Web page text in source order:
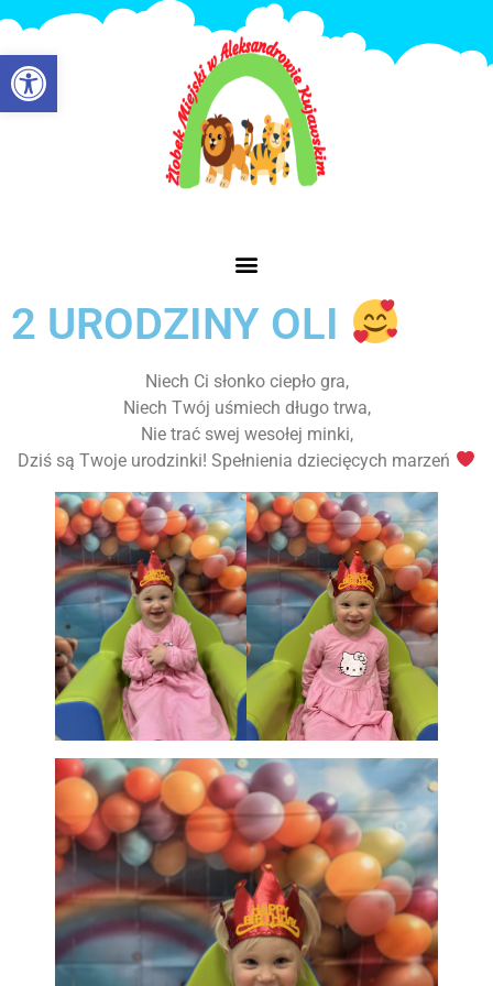
Otwórz pasek narzędzi
2 URODZINY OLI
Niech Ci słonko ciepło gra,
Niech Twój uśmiech długo trwa,
Nie trać swej wesołej minki,
Dziś są Twoje urodzinki! Spełnienia dziecięcych marzeń